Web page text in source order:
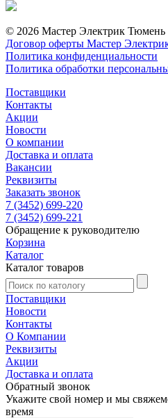
© 2026 Мастер Электрик Тюмень
Договор оферты Мастер
Политика конфиденциальности
Политика обработки
Поставщики
Контакты
Акции
Новости
О компании
Доставка и оплата
Вакансии
Реквизиты
Заказать звонок
7 (3452) 699-220
7 (3452) 699-221
Обращение к руководителю
Корзина
Каталог
Каталог товаров
Поставщики
Новости
Контакты
О Компании
Реквизиты
Акции
Доставка и оплата
Обратный звонок
Укажите свой номер и мы
время